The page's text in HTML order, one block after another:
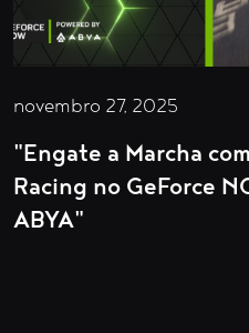
novembro 27, 2025
"Engate a Marcha
Racing no GeForce
ABYA"